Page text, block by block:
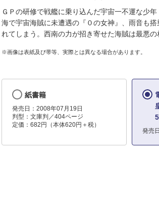
ＧＰの研修で戦艦に乗り込んだ宇宙一不運な少
海で宇宙海賊に未遭遇の『０の女神』、雨音も
れてしまう。西南の力が招き寄せた海賊は最悪の
※画像は表紙及び帯等、実際とは異なる場合があります。
紙書籍
発売日：2008年07月19日
判型：文庫判／404ページ
定価：682円（本体620円＋税）
5
発売